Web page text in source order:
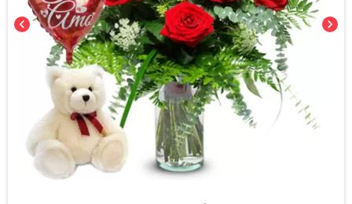
chevron_left chevron_right